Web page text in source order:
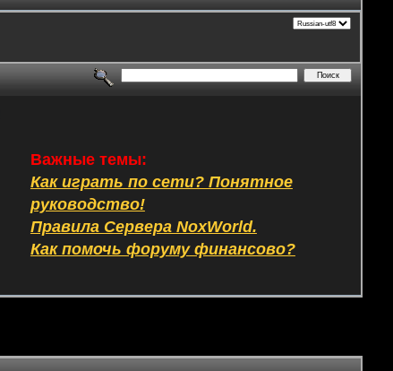
Важные темы:
Как играть по сети? Понятное
руководство!
Правила Сервера NoxWorld.
Как помочь форуму финансово?